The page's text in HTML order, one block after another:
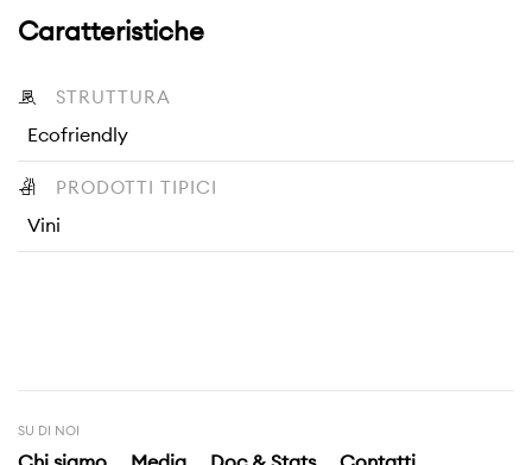
Caratteristiche
STRUTTURA
Ecofriendly
PRODOTTI TIPICI
Vini
SU DI NOI